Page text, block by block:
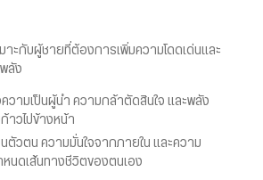
าะกับผู้ชายที่ต้องการเพิ่มความโดดเด่นและ
ลัง
วามเป็นผู้นำ ความกล้าตัดสินใจ และพลัง
าวไปข้างหน้า
ตัวตน ความมั่นใจจากภายใน และความ
นดเส้นทางชีวิตของตนเอง